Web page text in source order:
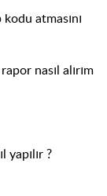
atmasını
nasıl alırım
yapılır ?